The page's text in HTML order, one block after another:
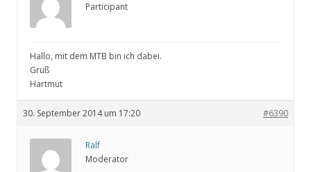
Participant
Hallo, mit dem MTB bin ich dabei.
Gruß
Hartmut
30. September 2014 um 17:20 #6390
Ralf
Moderator